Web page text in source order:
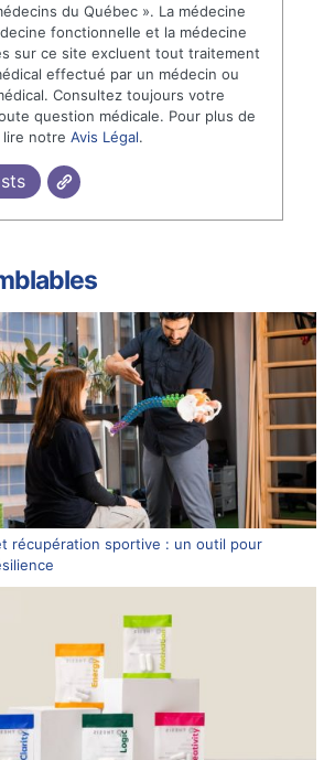
du Québec ». La médecine
fonctionnelle et la médecine
sur ce site excluent tout traitement
effectué par un médecin ou
Consultez toujours votre
question médicale. Pour plus de
lire notreAvis Légal.
récupération sportive : un outil pour